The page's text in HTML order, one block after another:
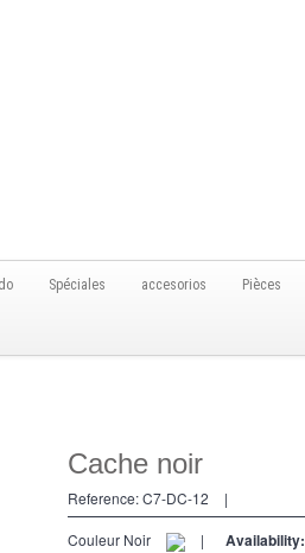
Spéciales accesorios Pièces
Cache noir
Reference:C7-DC-12 |
Couleur Noir | Availability: